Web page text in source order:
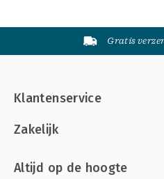
Gratis
Klantenservice
Zakelijk
Altijd op de hoogte